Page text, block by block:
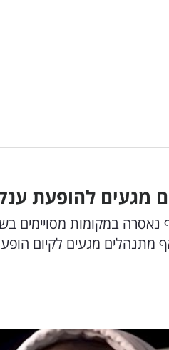
מגעים להופעת
במקומות מסויימים
מתנהלים מגעים לקיום